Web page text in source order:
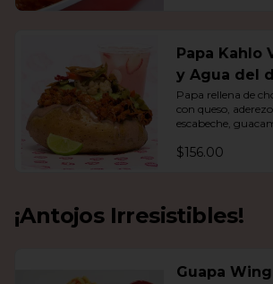
Papa Kahlo
y Agua del
Papa rellena de
con queso,
escabeche,
$156.00
¡Antojos Irresistibles!
Guapa